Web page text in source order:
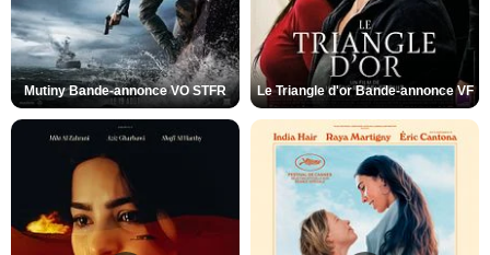
Mutiny Bande-annonce VO STFR Le Triangle d'or Bande-annonce VF